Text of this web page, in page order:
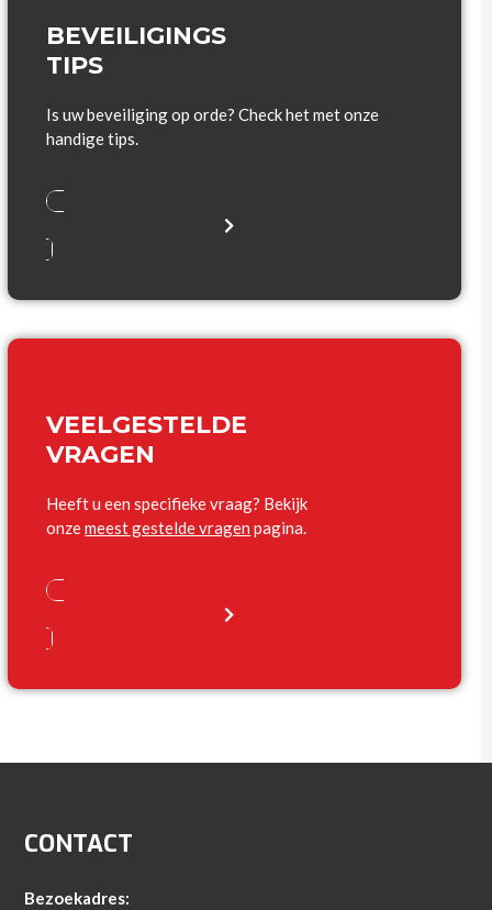
BEVEILIGINGS
TIPS
Is uw beveiliging op orde? Check het met onze
handige tips.
VEELGESTELDE
VRAGEN
Heeft u een specifieke vraag? Bekijk
onzemeest gestelde vragen pagina.
CONTACT
Bezoekadres: